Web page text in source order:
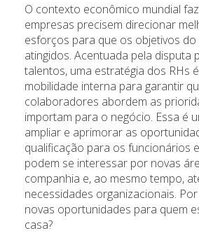
O contexto econômico mundial
empresas precisem direcionar
esforços para que os objetivos do
atingidos. Acentuada pela disputa
talentos, uma estratégia dos RHs
mobilidade interna para garantir
colaboradores abordem as
importam para o negócio. Essa é
ampliar e aprimorar as
qualificação para os funcionários
podem se interessar por novas
companhia e, ao mesmo tempo,
necessidades organizacionais.
novas oportunidades para quem
casa?